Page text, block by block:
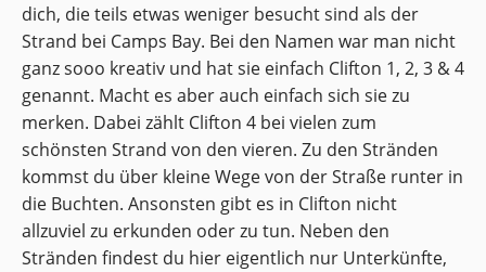
dich, die teils etwas weniger besucht sind als der
Strand bei Camps Bay. Bei den Namen war man nicht
ganz sooo kreativ und hat sie einfach Clifton 1, 2, 3 & 4
genannt. Macht es aber auch einfach sich sie zu
merken. Dabei zählt Clifton 4 bei vielen zum
schönsten Strand von den vieren. Zu den Stränden
kommst du über kleine Wege von der Straße runter in
die Buchten. Ansonsten gibt es in Clifton nicht
allzuviel zu erkunden oder zu tun. Neben den
Stränden findest du hier eigentlich nur Unterkünfte,